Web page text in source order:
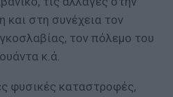
στη συνέχεια τον
τον πόλεμο του
κ.ά.
φυσικές καταστροφές,